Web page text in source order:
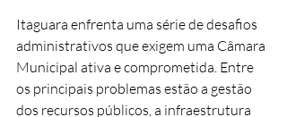
Itaguara enfrenta uma série de desafios
administrativos que exigem uma Câmara
Municipal ativa e comprometida. Entre
os principais problemas estão a gestão
dos recursos públicos, a infraestrutura